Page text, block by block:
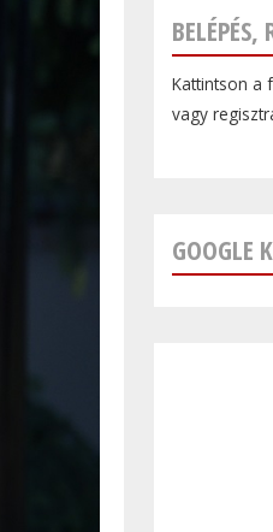
BELÉPÉS,
Kattintson a
vagy
GOOGLE